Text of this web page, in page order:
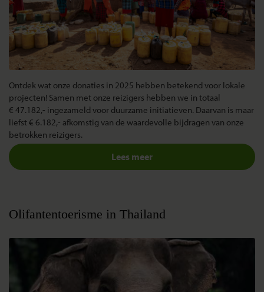
Ontdek wat onze donaties in 2025 hebben betekend voor lokale
projecten! Samen met onze reizigers hebben we in totaal
€ 47.182,- ingezameld voor duurzame initiatieven. Daarvan is maar
liefst € 6.182,- afkomstig van de waardevolle bijdragen van onze
betrokken reizigers.
Lees meer
Olifantentoerisme in Thailand